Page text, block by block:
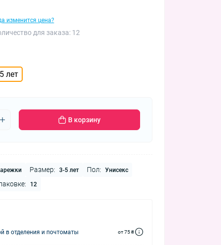
изменится цена?
для заказа: 12
лет
В корзину
Размер: 3-5 лет Пол: Унисекс
12
в отделения и почтоматы от 75 ₴